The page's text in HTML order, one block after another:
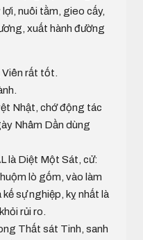
nuôi tằm, gieo cấy,
xuất hành đường
rất tốt.
Nhật, chớ động tác
Nhâm Dần dùng
là Diệt Một Sát, cử:
lò gốm, vào làm
kế sự nghiệp, kỵ nhất là
rủi ro.
Thất sát Tinh, sanh